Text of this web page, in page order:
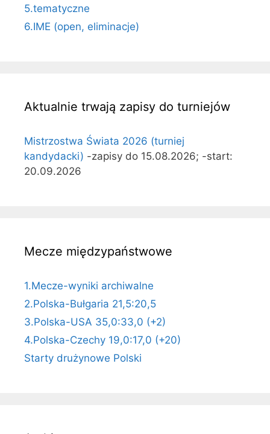
5.tematyczne
6.IME (open, eliminacje)
Aktualnie trwają zapisy do turniejów
Mistrzostwa Świata 2026 (turniej
kandydacki) -zapisy do 15.08.2026; -start:
20.09.2026
Mecze międzypaństwowe
1.Mecze-wyniki archiwalne
2.Polska-Bułgaria 21,5:20,5
3.Polska-USA 35,0:33,0 (+2)
4.Polska-Czechy 19,0:17,0 (+20)
Starty drużynowe Polski